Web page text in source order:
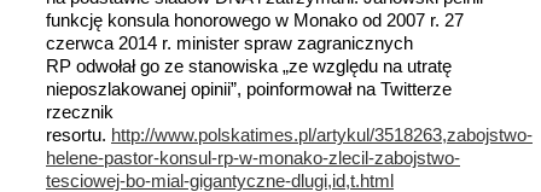
funkcję konsula honorowego w Monako od 2007 r. 27
czerwca 2014 r. minister spraw zagranicznych
RP odwołał go ze stanowiska „ze względu na utratę
nieposzlakowanej opinii”, poinformował na Twitterze
rzecznik
resortu. http://www.polskatimes.pl/artykul/3518263,zabojstwo-
helene-pastor-konsul-rp-w-monako-zlecil-zabojstwo-
tesciowej-bo-mial-gigantyczne-dlugi,id,t.html